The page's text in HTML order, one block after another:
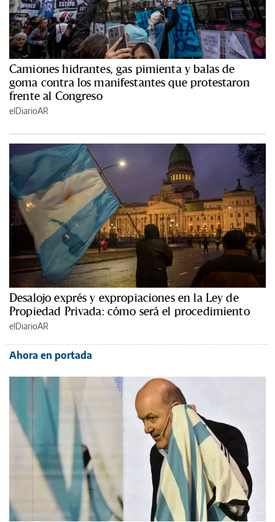
Camiones hidrantes, gas pimienta y balas de
goma contra los manifestantes que protestaron
frente al Congreso
elDiarioAR
Desalojo exprés y expropiaciones en la Ley de
Propiedad Privada: cómo será el procedimiento
elDiarioAR
Ahora en portada